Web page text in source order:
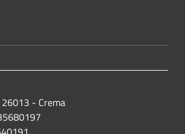
- Crema